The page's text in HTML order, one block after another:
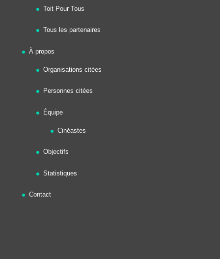
Toit Pour Tous
Tous les partenaires
À propos
Organisations citées
Personnes citées
Équipe
Cinéastes
Objectifs
Statistiques
Contact